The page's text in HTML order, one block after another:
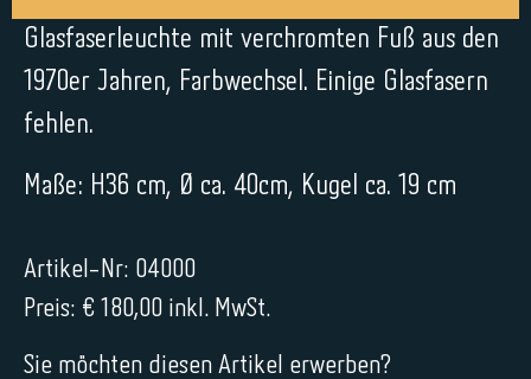
Glasfaserleuchte mit verchromten Fuß aus den
1970er Jahren, Farbwechsel. Einige Glasfasern
fehlen.
Maße: H36 cm, Ø ca. 40cm, Kugel ca. 19 cm
Artikel-Nr: 04000
Preis: € 180,00 inkl. MwSt.
Sie möchten diesen Artikel erwerben?